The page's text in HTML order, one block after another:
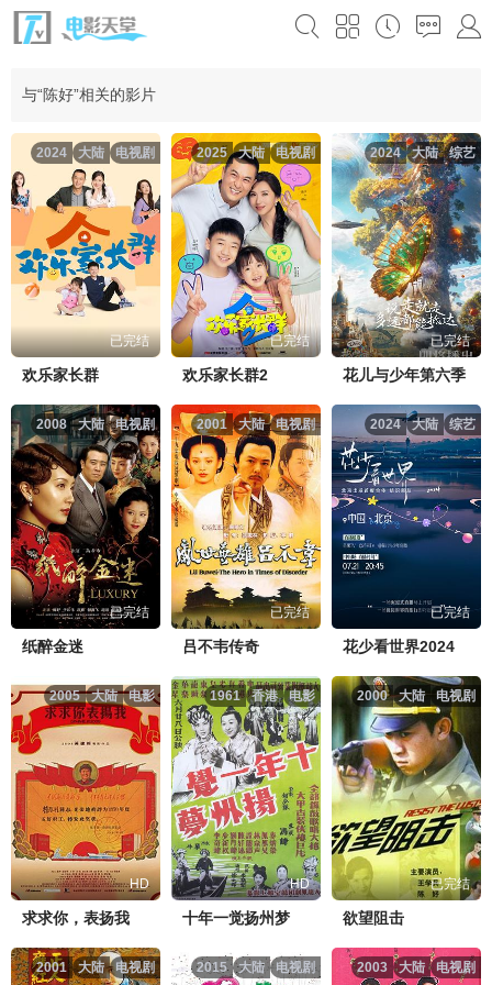
与“陈好”相关的影片
电视剧
大陆
2024
已完结
欢乐家长群
电视剧
大陆
2025
已完结
欢乐家长群2
综艺
大陆
2024
已完结
花儿与少年第六季
电视剧
大陆
2008
已完结
纸醉金迷
电视剧
大陆
2001
已完结
吕不韦传奇
综艺
大陆
2024
已完结
花少看世界2024
电影
大陆
2005
HD
求求你，表扬我
电影
香港
1961
HD
十年一觉扬州梦
电视剧
大陆
2000
已完结
欲望阻击
电视剧
大陆
2001 电视剧
大陆
2015 电视剧
大陆
2003